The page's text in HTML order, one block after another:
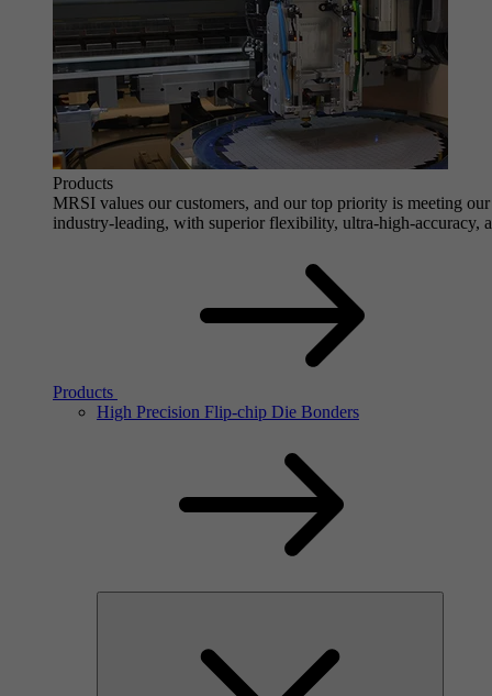
Products
MRSI values our customers, and our top priority is meeting
industry-leading, with superior flexibility, ultra-high-accuracy,
Products
High Precision Flip-chip Die Bonders